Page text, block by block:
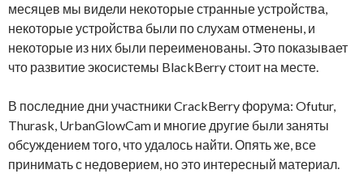
месяцев мы видели некоторые странные устройства,
некоторые устройства были по слухам отменены, и
некоторые из них были переименованы. Это показывает
что развитие экосистемы BlackBerry стоит на месте.
В последние дни участники CrackBerry форума: Ofutur,
Thurask, UrbanGlowCam и многие другие были заняты
обсуждением того, что удалось найти. Опять же, все
принимать с недоверием, но это интересный материал.